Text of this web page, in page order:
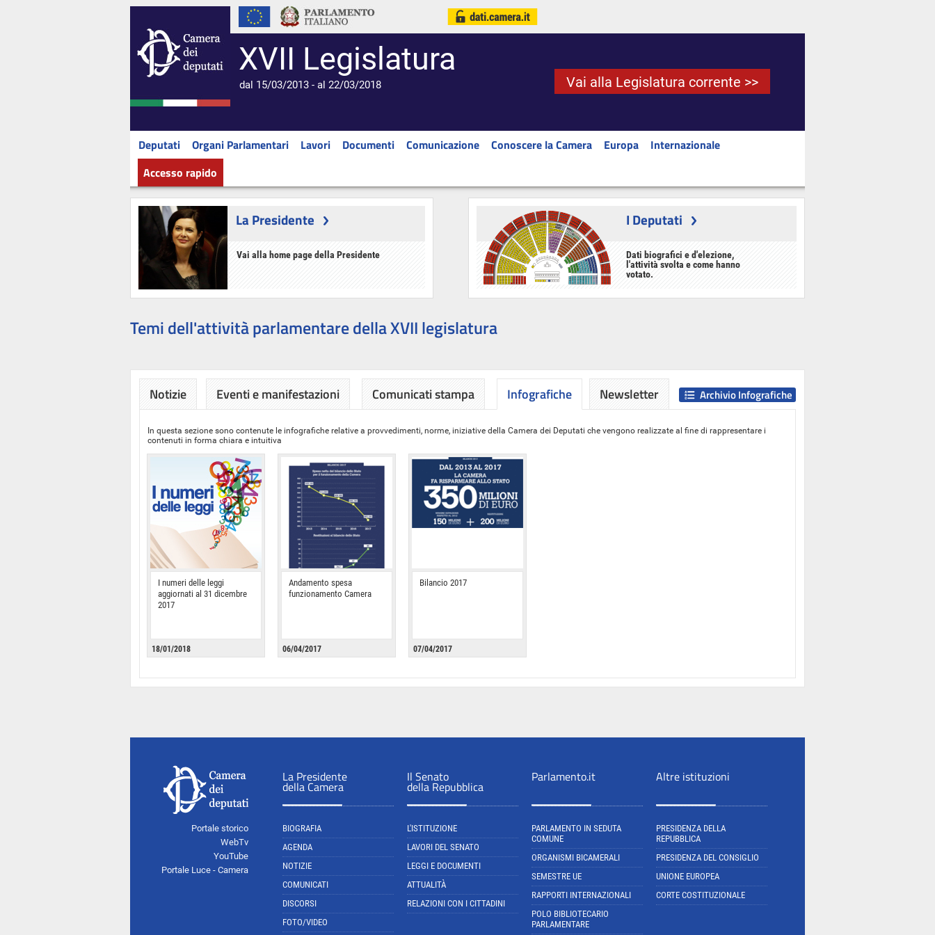
XVII Legislatura
dal 15/03/2013 - al 22/03/2018 Vai alla Legislatura corrente >>
Deputati Organi Parlamentari Lavori Documenti Comunicazione Conoscere la Camera Europa
Internazionale
Accesso rapido
La Presidente
Vai alla home page della Presidente
I Deputati
Dati biografici e d'elezione,
l'attività svolta e come hanno
votato.
Temi dell'attività parlamentare della XVII legislatura
Notizie Eventi e manifestazioni Comunicati stampa Infografiche
In questa sezione sono contenute le infografiche relative a provvedimenti, norme, iniziative della Camera dei Deputati che vengono realizzate al fine di rappresentare i
contenuti in forma chiara e intuitiva
I numeri delle leggi
aggiornati al 31 dicembre
2017
18/01/2018
Andamento spesa
funzionamento Camera
06/04/2017
Bilancio 2017
07/04/2017
Archivio Infografiche
Newsletter
Portale storico
WebTv
YouTube
Portale Luce - Camera
La Presidente
della Camera
BIOGRAFIA
AGENDA
NOTIZIE
COMUNICATI
DISCORSI
FOTO/VIDEO
Il Senato
della Repubblica
L'ISTITUZIONE
LAVORI DEL SENATO
LEGGI E DOCUMENTI
ATTUALITÀ
RELAZIONI CON I CITTADINI
Parlamento.it
PARLAMENTO IN SEDUTA
COMUNE
ORGANISMI BICAMERALI
SEMESTRE UE
RAPPORTI INTERNAZIONALI
POLO BIBLIOTECARIO
PARLAMENTARE
Altre istituzioni
PRESIDENZA DELLA
REPUBBLICA
PRESIDENZA DEL CONSIGLIO
UNIONE EUROPEA
CORTE COSTITUZIONALE